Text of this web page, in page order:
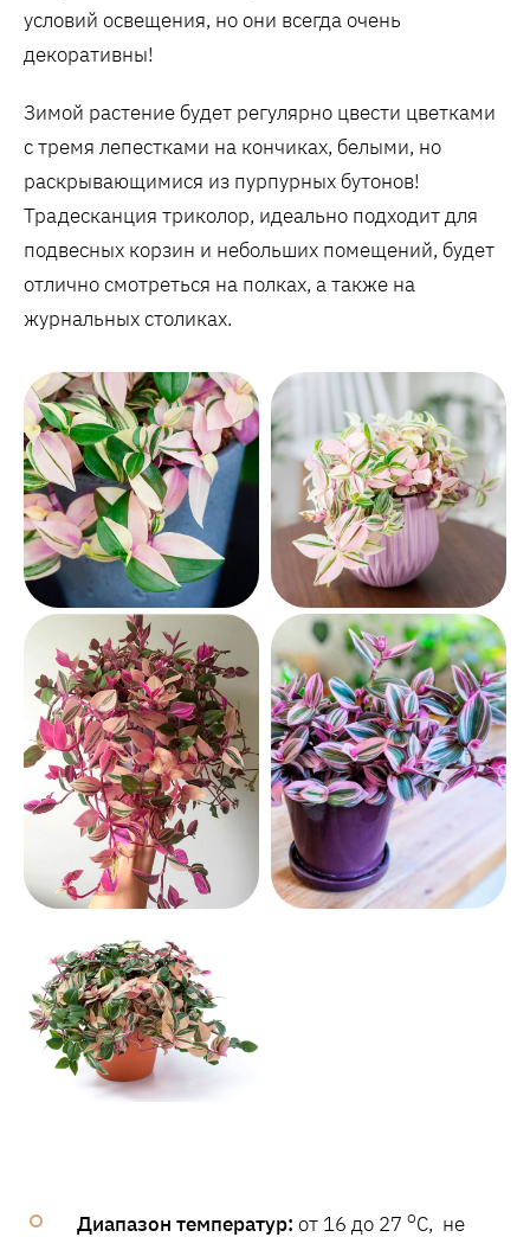
условий освещения, но они всегда очень
декоративны!
Зимой растение будет регулярно цвести цветками
с тремя лепестками на кончиках, белыми, но
раскрывающимися из пурпурных бутонов!
Традесканция триколор, идеально подходит для
подвесных корзин и небольших помещений, будет
отлично смотреться на полках, а также на
журнальных столиках.
Диапазон температур: от 16 до 27 oC, не